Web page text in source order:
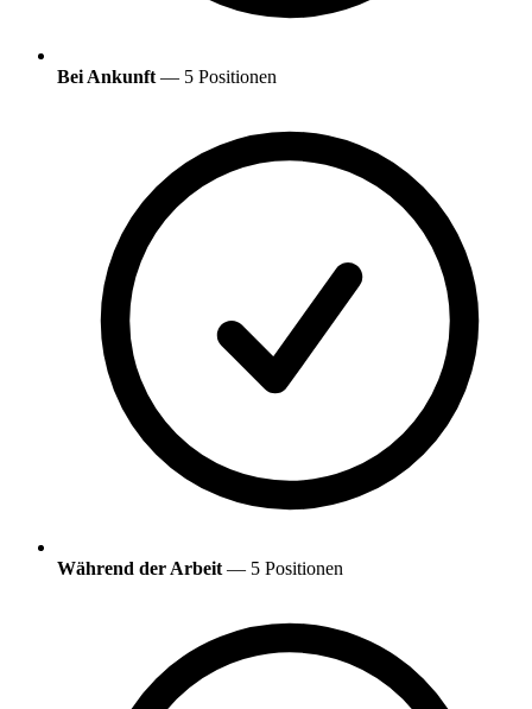
Bei Ankunft — 5 Positionen
Während der Arbeit — 5 Positionen